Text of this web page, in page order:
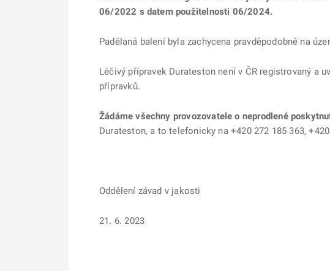
06/2022 s datem použitelnosti 06/2024.
Padělaná balení byla zachycena pravděpodobně na
Léčivý přípravek Durateston není v ČR registrovaný a
přípravků.
Žádáme všechny provozovatele o neprodlené
Durateston, a to telefonicky na +420 272 185 363,
Oddělení závad v jakosti
21. 6. 2023